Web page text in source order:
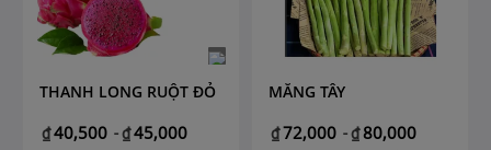
THANH LONG RUỘT ĐỎ
₫40,500 -₫45,000
MĂNG TÂY
₫72,000 -₫ 80,000